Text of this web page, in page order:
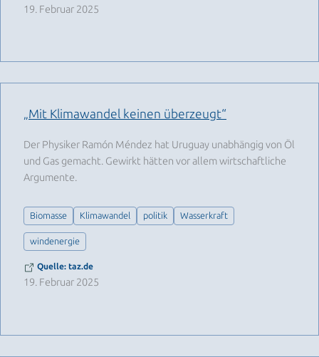
19. Februar 2025
„Mit Klimawandel keinen überzeugt“
Der Physiker Ramón Méndez hat Uruguay unabhängig von Öl
und Gas gemacht. Gewirkt hätten vor allem wirtschaftliche
Argumente.
Biomasse Klimawandel politik Wasserkraft
windenergie
Quelle: taz.de
19. Februar 2025